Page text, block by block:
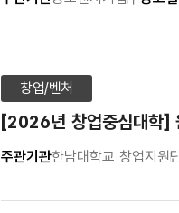
창업/벤처
[2026년 창업중심대학]
주관기관한남대학교 창업지원